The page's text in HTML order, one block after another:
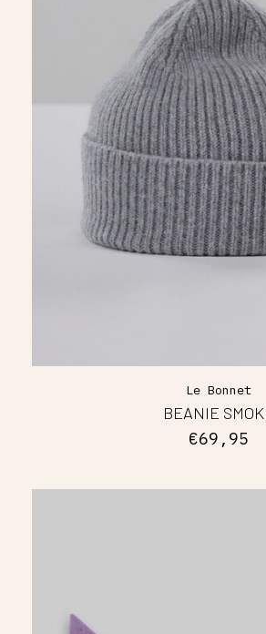
Le Bonnet
BEANIE
€69,95